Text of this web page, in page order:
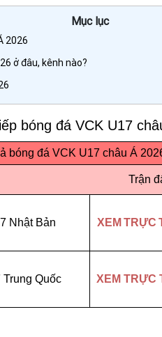
Mục lục
2026
ở đâu, kênh nào?
bóng đá VCK U17
bóng đá VCK U17 châu Á
Trận
Nhật Bản XEM TRỰC
Trung Quốc XEM TRỰC